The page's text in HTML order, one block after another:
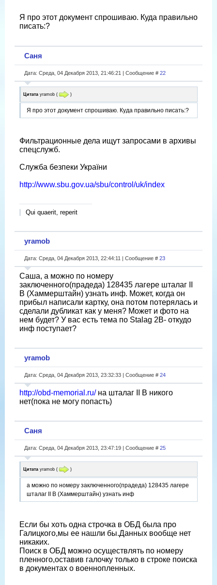
Я про этот документ спрошиваю. Куда правильно
писать:?
Саня
Дата: Среда, 04 Декабря 2013, 21:46:21 | Сообщение # 22
Цитата yramob ( )
Я про этот документ спрошиваю. Куда правильно писать:?
Фильтрационные дела ищут запросами в архивы
спецслужб.
Служба безпеки України
http://www.sbu.gov.ua/sbu/control/uk/index
Qui quaerit, reperit
yramob
Дата: Среда, 04 Декабря 2013, 22:44:11 | Сообщение # 23
Саша, а можно по номеру
заключенного(прадеда) 128435 лагере шталаг II
B (Хаммерштайн) узнать инф. Может, когда он
прибыл написали картку, она потом потерялась и
сделали дубликат как у меня? Может и фото на
нем будет? У вас есть тема по Stalag 2B- откудо
инф поступает?
yramob
Дата: Среда, 04 Декабря 2013, 23:32:33 | Сообщение # 24
http://obd-memorial.ru/на шталаг II B никого
нет(пока не могу попасть)
Саня
Дата: Среда, 04 Декабря 2013, 23:47:19 | Сообщение # 25
Цитата yramob ( )
а можно по номеру заключенного(прадеда) 128435 лагере
шталаг II B (Хаммерштайн) узнать инф
Если бы хоть одна строчка в ОБД была про
Галицкого,мы ее нашли бы.Данных вообще нет
никаких.
Поиск в ОБД можно осуществлять по номеру
пленного,оставив галочку только в строке поиска
в документах о военнопленных.